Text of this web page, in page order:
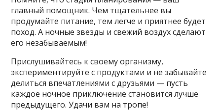
главный помощник. Чем тщательнее вы
продумайте питание, тем легче и приятнее будет
поход. А ночные звезды и свежий воздух сделают
его незабываемым!
Прислушивайтесь к своему организму,
экспериментируйте с продуктами и не забывайте
делиться впечатлениями с друзьями — пусть
каждое ночное приключение становится лучше
предыдущего. Удачи вам на тропе!